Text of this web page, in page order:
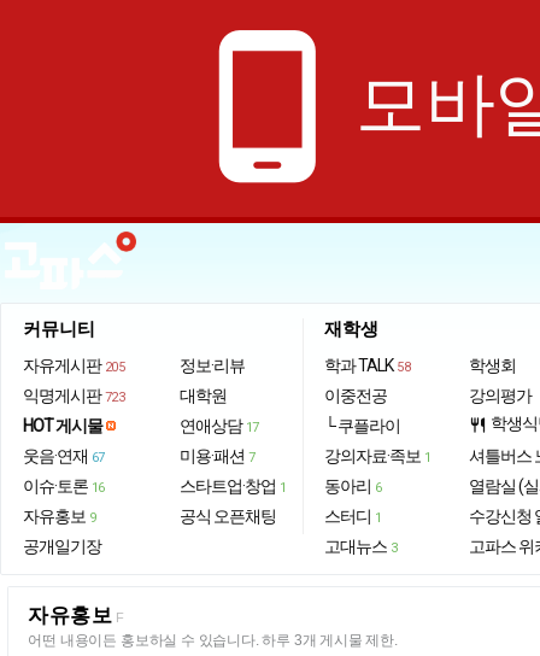
phone_android 모바
커뮤니티
자유게시판 205
익명게시판 723
HOT 게시물
웃음·연재 67
이슈·토론 16
자유홍보 9
공개일기장
정보·리뷰
대학원
연애상담 17
미용·패션 7
스타트업·창업 1
공식 오픈채팅
재학생
학과 TALK 58
이중전공
└ 쿠플라이
강의자료·족보 1
동아리 6
스터디 1
고대뉴스 3
학생회
강의평가
restaurant 학생
셔틀버스
열람실 (
수강신청
고파스 위
자유홍보 F
어떤 내용이든 홍보하실 수 있습니다. 하루 3개 게시물 제한.